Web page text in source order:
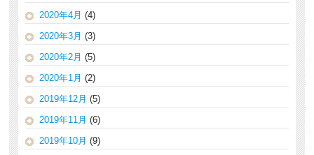
2020年4月 (4)
2020年3月 (3)
2020年2月 (5)
2020年1月 (2)
2019年12月 (5)
2019年11月 (6)
2019年10月 (9)